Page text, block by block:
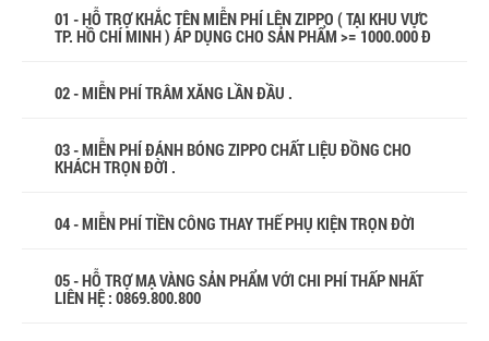
01 - HỖ TRỢ KHẮC TÊN MIỄN PHÍ LÊN ZIPPO ( TẠI KHU VỰC
TP. HỒ CHÍ MINH ) ÁP DỤNG CHO SẢN PHẨM >= 1000.000 Đ
02 - MIỄN PHÍ TRÂM XĂNG LẦN ĐẦU .
03 - MIỄN PHÍ ĐÁNH BÓNG ZIPPO CHẤT LIỆU ĐỒNG CHO
KHÁCH TRỌN ĐỜI .
04 - MIỄN PHÍ TIỀN CÔNG THAY THẾ PHỤ KIỆN TRỌN ĐỜI
05 - HỖ TRỢ MẠ VÀNG SẢN PHẨM VỚI CHI PHÍ THẤP NHẤT
LIÊN HỆ : 0869.800.800